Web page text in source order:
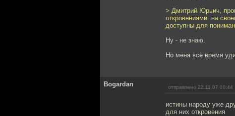
> Дмитрий Юрьич,
откровениями. на
доступны для
Ну - не знаю.
Но меня всё время
Bogardan отправлено 22.11.07 00:44
истины народу уже
для них откровения